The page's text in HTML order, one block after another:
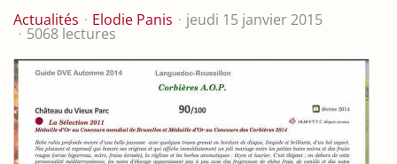
Actualités Elodie Panis jeudi 15 janvier 2015
5068 lectures